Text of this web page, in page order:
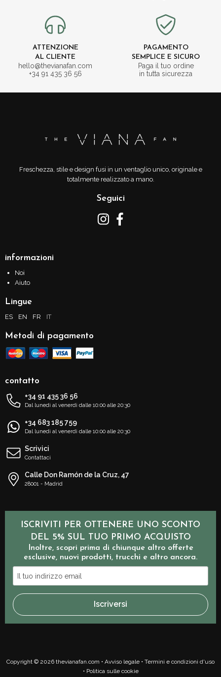
ATTENZIONE
AL CLIENTE
hello@thevianafan.com
+34 91 435 36 56
PAGAMENTO
SEMPLICE E SICURO
Paga il tuo ordine
in tutta sicurezza
Freschezza, stile e design fusi in un ventaglio unico, originale e
totalmente realizzato a mano.
Seguici
informazioni
Noi
Aiuto
Lingue
ES EN FR IT
Metodi di pagamento
contatto
+34 91 435 36 56
Dal lunedì al venerdì dalle 10:00 alle 20:30
+34 683 185 759
Dal lunedì al venerdì dalle 10:00 alle 20:30
Scrivici
Contattaci
Calle Don Ramón de la Cruz, 47
28001 - Madrid
ISCRIVITI PER OTTENERE UNO SCONTO
DEL 5% SUL TUO PRIMO ACQUISTO
Inoltre, scopri prima di chiunque altro offerte
esclusive, nuovi prodotti, trucchi e altro ancora.
tuo
indirizzo
email
Iscriversi
Copyright © 2026 thevianafan.com • Avviso legale • Termini e condizioni d'uso
• Politica sulle cookie